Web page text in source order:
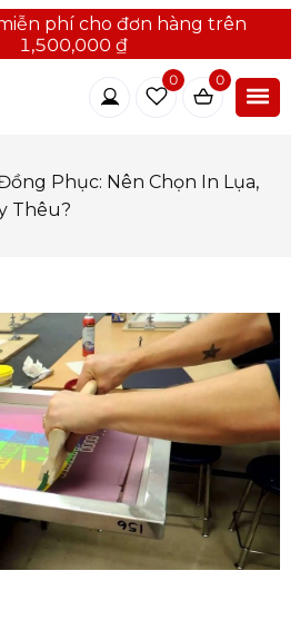
phí cho đơn hàng trên
1,500,000 ₫
0 0
Phục: Nên Chọn In Lụa,
Thêu?